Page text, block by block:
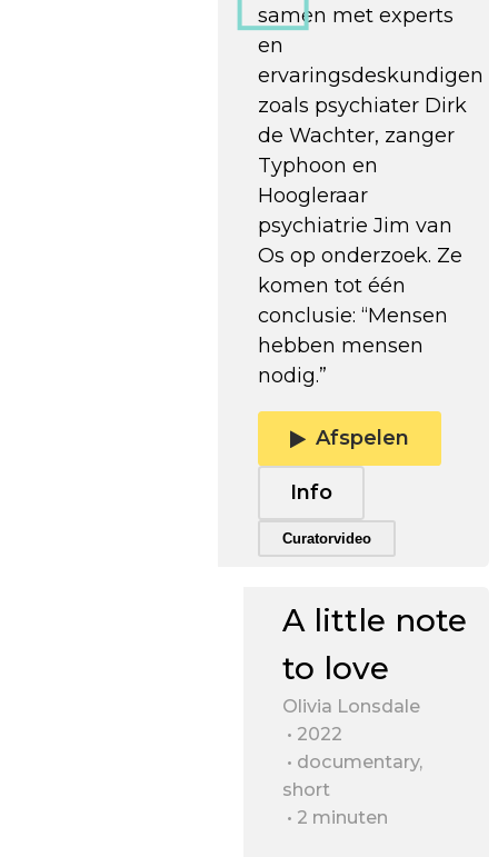
samen met experts
en
ervaringsdeskundigen
zoals psychiater Dirk
de Wachter, zanger
Typhoon en
Hoogleraar
psychiatrie Jim van
Os op onderzoek. Ze
komen tot één
conclusie: “Mensen
hebben mensen
nodig.”
Afspelen
Info
Curatorvideo
A little note
to love
Olivia Lonsdale
2022
documentary,
short
2 minuten